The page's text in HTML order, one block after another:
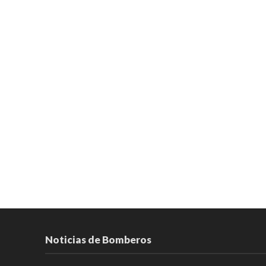
Noticias de Bomberos